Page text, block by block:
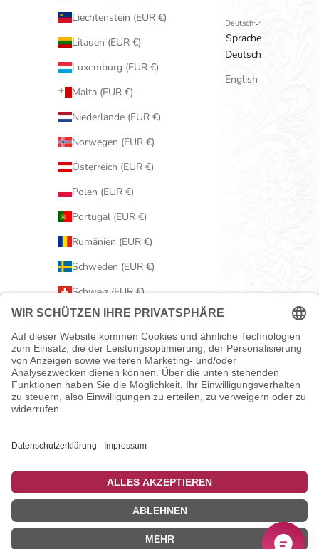
Liechtenstein (EUR €)
Litauen (EUR €)
Luxemburg (EUR €)
Malta (EUR €)
Niederlande (EUR €)
Norwegen (EUR €)
Österreich (EUR €)
Polen (EUR €)
Portugal (EUR €)
Rumänien (EUR €)
Schweden (EUR €)
Schweiz (EUR €)
Serbien (EUR €)
Slowakei (EUR €)
Slowenien (EUR €)
Spanien (EUR €)
Ungarn (EUR €)
Zypern (EUR €)
Deutsch
Sprache
Deutsch
English